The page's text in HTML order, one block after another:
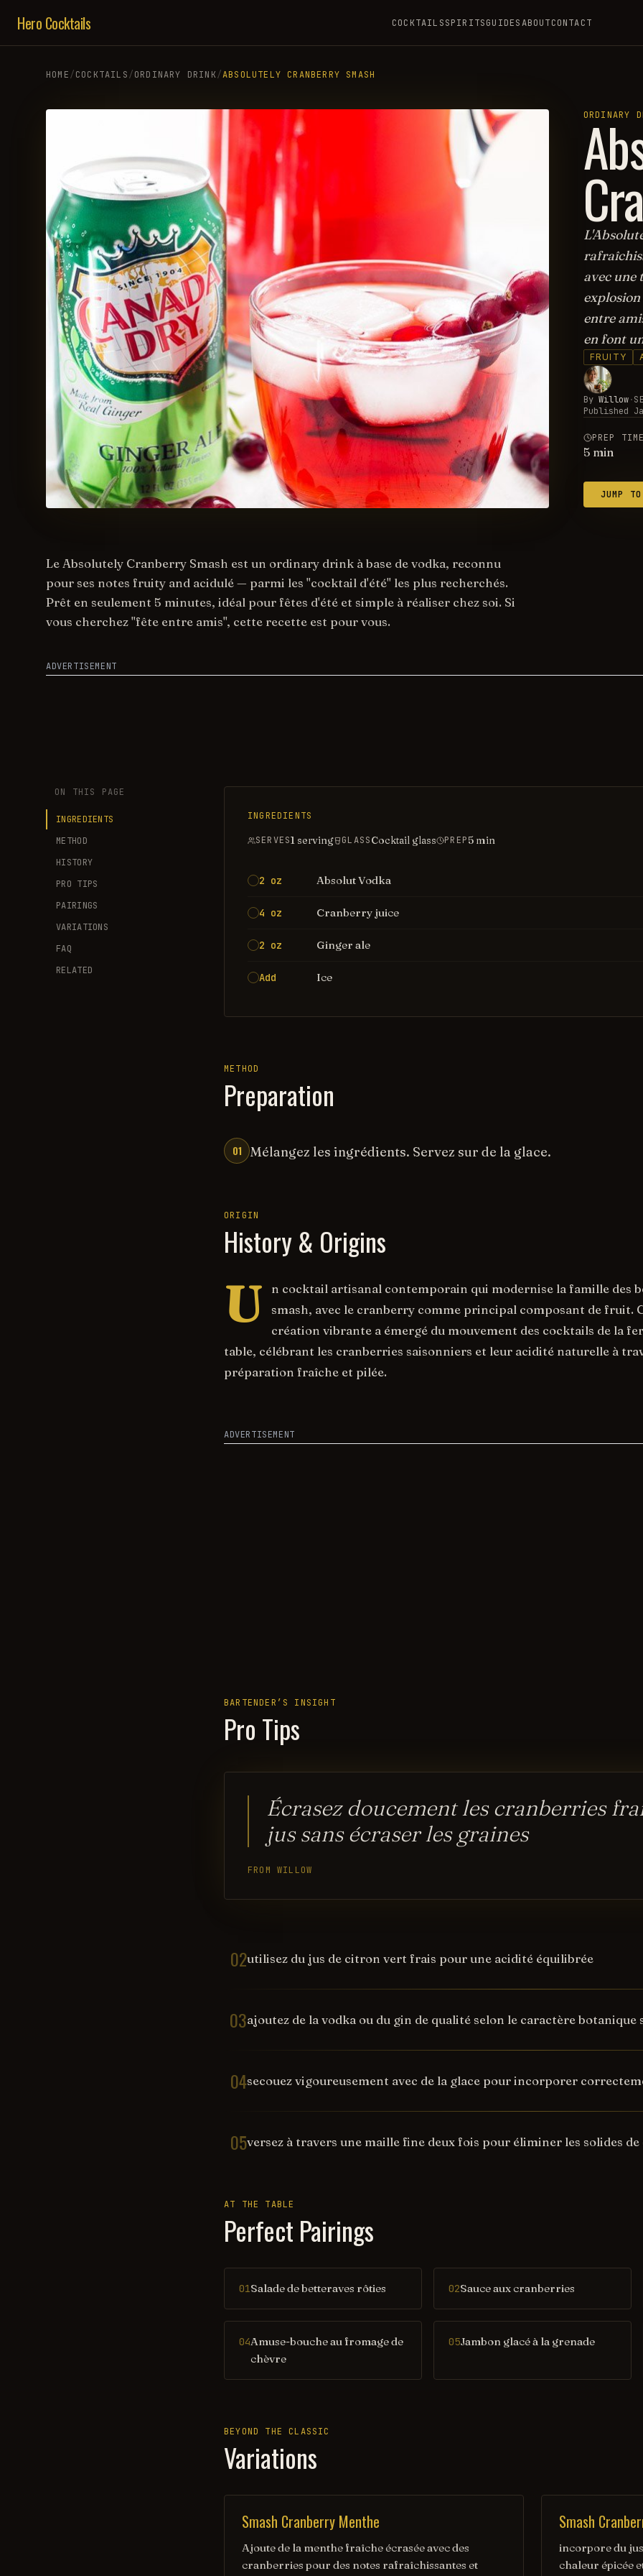
Hero Cocktails COCKTAILSSPIRITSGUIDESABOUTCONTACT
HOME/COCKTAILS/ORDINARY DRINK/ABSOLUTELY CRANBERRY SMASH
ORDINARY
avec une
entre
en font
FRUITY
By Willow·
Published
PREP TIME
5min
JUMP
Le Absolutely Cranberry Smash est un ordinary drink à base de vodka, reconnu
pour ses notes fruity and acidulé — parmi les "cocktail d'été" les plus recherchés.
Prêt en seulement 5 minutes, idéal pour fêtes d'été et simple à réaliser chez soi. Si
vous cherchez "fête entre amis", cette recette est pour vous.
ADVERTISEMENT
ON THIS PAGE
INGREDIENTS
METHOD
HISTORY
PRO TIPS
PAIRINGS
VARIATIONS
FAQ
RELATED
INGREDIENTS
SERVES1 serving GLASSCocktail glass PREP5 min
2 oz Absolut Vodka
4 oz Cranberry juice
2 oz Ginger ale
Add Ice
METHOD
Preparation
01 Mélangez les ingrédients. Servez sur de la glace.
ORIGIN
History & Origins
U
n cocktail artisanal contemporain qui modernise la famille des
smash, avec le cranberry comme principal composant de fruit.
création vibrante a émergé du mouvement des cocktails de la
table, célébrant les cranberries saisonniers et leur acidité naturelle à
préparation fraîche et pilée.
ADVERTISEMENT
BARTENDER’S INSIGHT
Pro Tips
Écrasez doucement les cranberries
jus sans écraser les graines
FROM WILLOW
02utilisez du jus de citron vert frais pour une acidité équilibrée
03ajoutez de la vodka ou du gin de qualité selon le caractère botanique
04secouez vigoureusement avec de la glace pour incorporer
05versez à travers une maille fine deux fois pour éliminer les solides
AT THE TABLE
Perfect Pairings
01Salade de betteraves rôties 02Sauce aux cranberries
04Amuse-bouche au fromage de
chèvre
05Jambon glacé à la grenade
BEYOND THE CLASSIC
Variations
Smash Cranberry Menthe
Ajoute de la menthe fraîche écrasée avec des
cranberries pour des notes rafraîchissantes et
Smash
incorpore du
chaleur épicée